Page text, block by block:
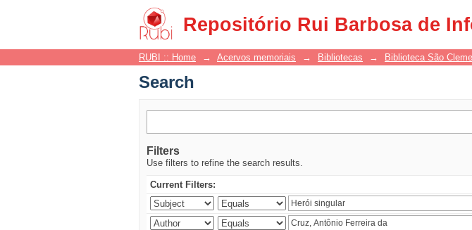
Repositório Rui Barbosa de
Search
RUBI :: Home → Acervos memoriais → Bibliotecas → Biblioteca São
Search
Filters
Use filters to refine the search results.
Current Filters: